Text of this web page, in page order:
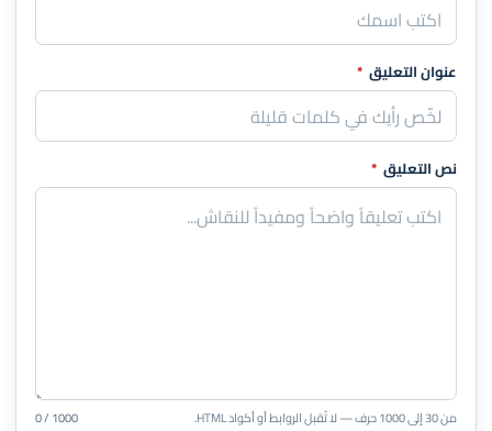
عنوان التعليق *
نص التعليق *
من 30 إلى 1000 حرف — لا تُقبل الروابط أو أكواد HTML. 0 / 1000